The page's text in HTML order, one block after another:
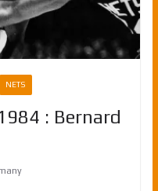
NETS
: Bernard